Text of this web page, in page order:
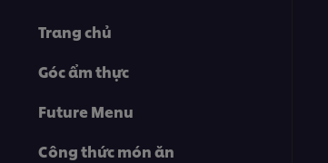
Trang chủ
Góc ẩm thực
Future Menu
Công thức món ăn